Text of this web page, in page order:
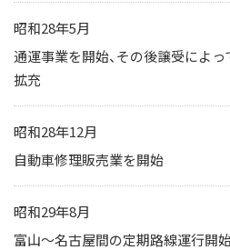
昭和28年5月
通運事業を開始、その後譲受によ
拡充
昭和28年12月
自動車修理販売業を開始
昭和29年8月
富山～名古屋間の定期路線運行開